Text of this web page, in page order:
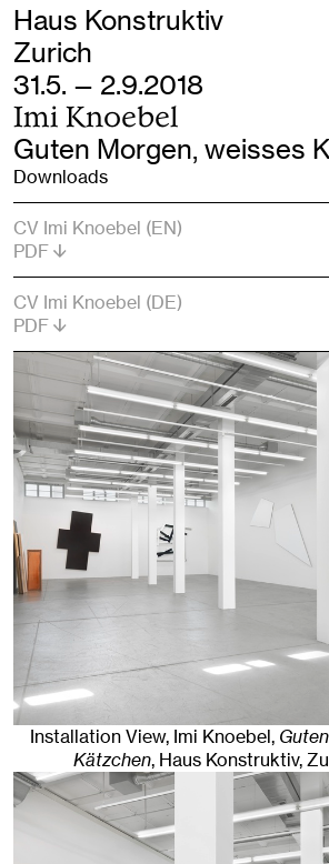
Haus Konstruktiv
Zurich
31.5. — 2.9.2018
Imi Knoebel
Guten Morgen, weisses
Downloads
CV Imi Knoebel (EN)
PDF
CV Imi Knoebel (DE)
PDF
Installation View, Imi Knoebel,
Kätzchen, Haus Konstruktiv,